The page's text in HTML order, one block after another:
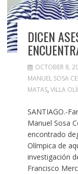
DICEN
OCTOBER 8,
MANUEL SOSA
MATAS, VILLA
SANTIAGO.-
Manuel Sosa
encontrado
Olímpica de
investigación
Francisco